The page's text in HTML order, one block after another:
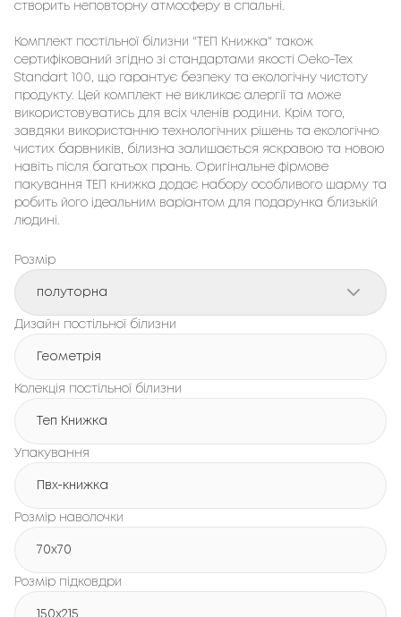
створить неповторну атмосферу в спальні.
Комплект постільної білизни "ТЕП Книжка" також
сертифікований згідно зі стандартами якості Oeko-Tex
Standart 100, що гарантує безпеку та екологічну чистоту
продукту. Цей комплект не викликає алергії та може
використовуватись для всіх членів родини. Крім того,
завдяки використанню технологічних рішень та екологічно
чистих барвників, білизна залишається яскравою та новою
навіть після багатьох прань. Оригінальне фірмове
пакування ТЕП книжка додає набору особливого шарму та
робить його ідеальним варіантом для подарунка близькій
людині.
Розмір
полуторна
Дизайн постільної білизни
Геометрія
Колекція постільної білизни
Теп Книжка
Упакування
Пвх-книжка
Розмір наволочки
70x70
Розмір підковдри
150х215